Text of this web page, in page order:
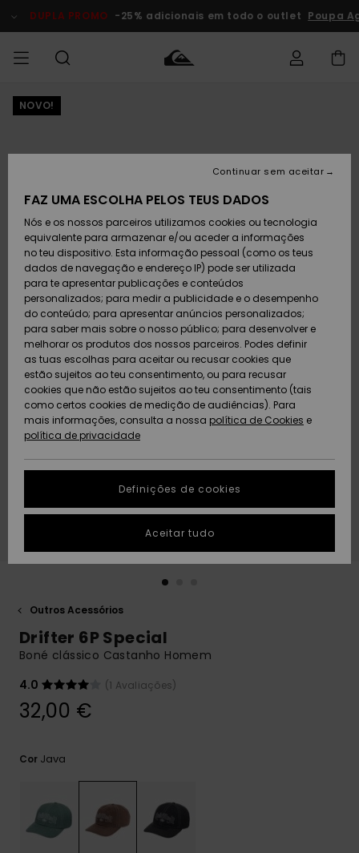
do
DUPLA PROMO -25% adicionais em todo o outlet Poupa
HOMEM
Calçado e
chinelos
Surfe/água
Snow
Artigos
recém-
chegados
Coleções
MENINO
Calçado e
chinelos
Surfe/água
Neve
Artigos
recém-
chegados
Highlights
MULHER
chegados
Highlights
Snow
SURF
Crianças
Highlights
Community
SNOW
Artigos
Criança
Snow Shop
Feminino
Highlights
Community
DUPLA
PROMO
Criança
Outlet
Mulher
AJUDA
Devoluções
Pagamento
Cartão
presente
Quiksilver
Freedom
Protecção de
dados
Guia de
tamanhos
conversa para
obteres a
resposta mais
rápida à tua
conversa
respostas
para as
contacto.
Consultar
as FAQ
SUSTAINABILITY
PRESENTE
DESEJO
NOVO!
Outros Acessórios
Drifter 6P Special
Boné clássico Castanho Homem
4.0
(1 Avaliações)
32,00 €
Cor Java
FAZ UMA ESCOLHA PELOS TEUS DADOS
Nós e os nossos parceiros utilizamos cookies ou tecnologia
equivalente para armazenar e/ou aceder a informações
no teu dispositivo. Esta informação pessoal (como os teus
dados de navegação e endereço IP) pode ser utilizada
para te apresentar publicações e conteúdos
personalizados; para medir a publicidade e o desempenho
do conteúdo; para apresentar anúncios personalizados;
para saber mais sobre o nosso público; para desenvolver e
melhorar os produtos dos nossos parceiros. Podes definir
as tuas escolhas para aceitar ou recusar cookies que
estão sujeitos ao teu consentimento, ou para recusar
cookies que não estão sujeitos ao teu consentimento (tais
como certos cookies de medição de audiências). Para
mais informações, consulta a nossa política de Cookies e
política de privacidade
Definições de cookies
Continuar sem aceitar
Aceitar tudo